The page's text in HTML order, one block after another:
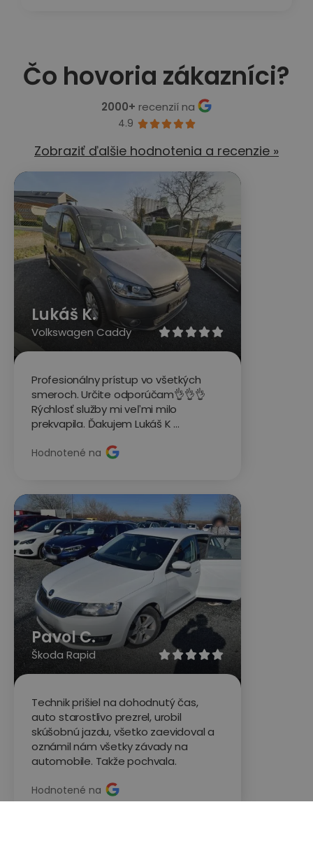
Čo hovoria zákazníci?
2000+ recenzií na
4.9 
Zobraziť ďalšie hodnotenia a recenzie »

Lukáš K.
Volkswagen Caddy
Profesionálny prístup vo všetkých
smeroch. Určite odporúčam👌👌👌
Rýchlosť služby mi veľmi milo
prekvapila. Ďakujem Lukáš K …
Hodnotené na

Pavol C.
Škoda Rapid
Technik prišiel na dohodnutý čas,
auto starostlivo prezrel, urobil
skúšobnú jazdu, všetko zaevidoval a
oznámil nám všetky závady na
automobile. Takže pochvala.
Hodnotené na